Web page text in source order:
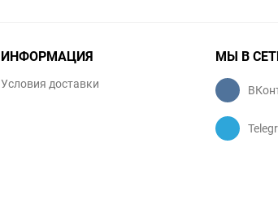
ИНФОРМАЦИЯ
Условия доставки
МЫ В